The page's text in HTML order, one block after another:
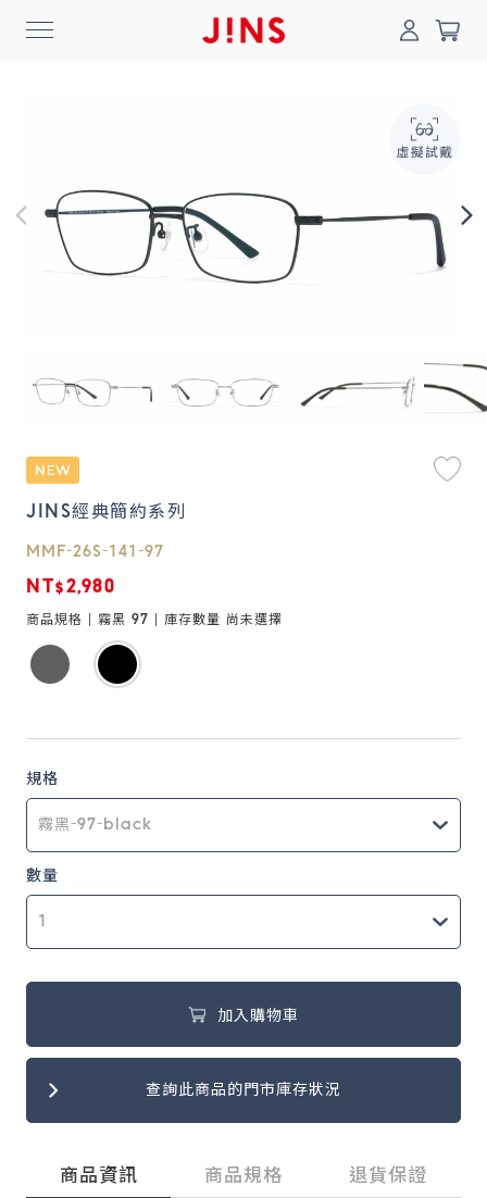
登入/註冊
最新消息
News
Collection
Online Shop
鏡片說明
Lens
常見問題
FAQ
0
JINS經典簡約系列
MMF-26S-141-97
NT$2,980
商品規格 | 霧黑 97 | 庫存數量 尚未選擇
規格
數量
加入購物車
查詢此商品的門市庫存狀況
商品資訊 商品規格 退貨保證